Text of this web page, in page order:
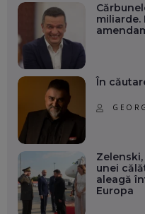
În
unei
aleagă
Europa